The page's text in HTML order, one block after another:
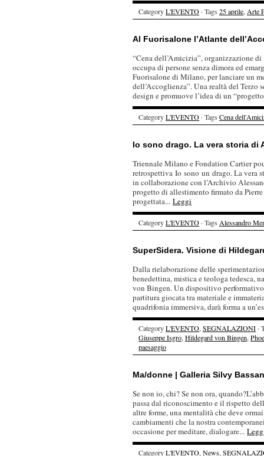
CategoryL'EVENTO · Tags 25 aprile, Arte
Al Fuorisalone l’Atlante
“Cena dell’Amicizia”, organizzazione
occupa di persone senza dimora ed
Fuorisalone di Milano, per lanciare un
dell’Accoglienza”. Una realtà del Terzo
design e promuove l’idea di un
CategoryL'EVENTO · Tags Cena
Io sono drago. La vera storia di
Triennale Milano e Fondation Cartier
retrospettiva Io sono un drago. La vera
in collaborazione con l’Archivio
progetto di allestimento firmato da
progettata... Leggi
CategoryL'EVENTO · Tags Alessandro
SuperSidera. Visione di
Dalla rielaborazione delle
benedettina, mistica e teologa tedesca,
von Bingen. Un dispositivo
partitura giocata tra materiale e
quadrifonia immersiva, darà forma a
CategoryL'EVENTO, SEGNALAZIONI ·
Giuseppe Isgro, Hildegard von Bingen,
paesaggio
Ma/donne | Galleria Silvy
Se non io, chi? Se non ora,
passa dal riconoscimento e il rispetto
altre forme, una mentalità che deve
cambiamenti che la nostra
occasione per meditare, dialogare...
CategoryL'EVENTO, News,